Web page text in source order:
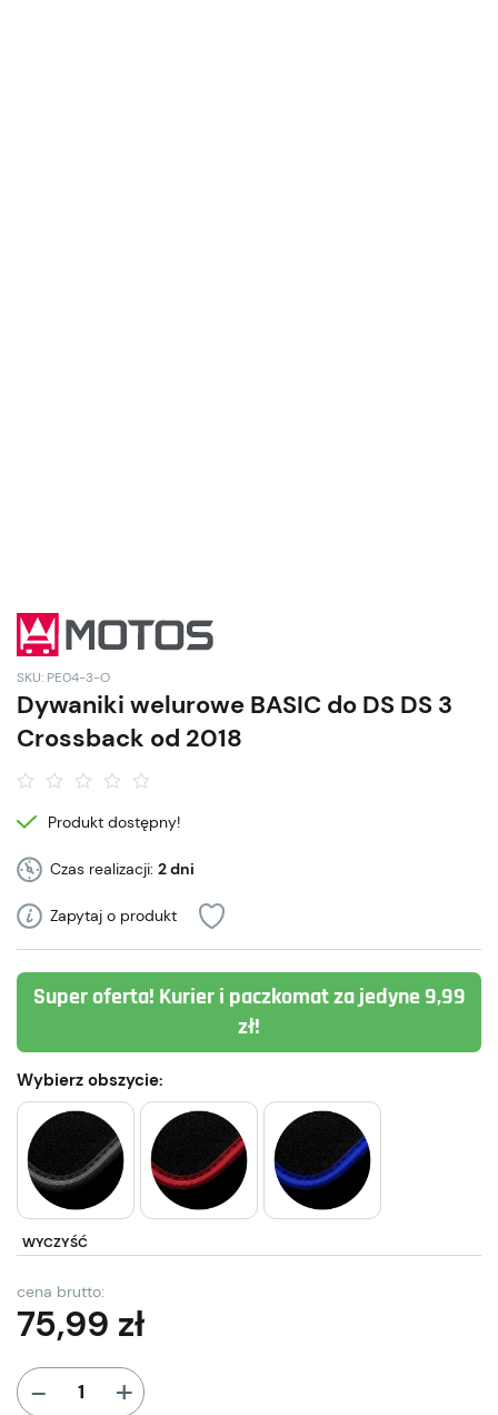
SKU: PE04-3-O
Dywaniki welurowe BASIC do DS DS 3
Crossback od 2018
Produkt dostępny!
Czas realizacji: 2 dni
Zapytaj o produkt
Super oferta! Kurier i paczkomat za jedyne 9,99
zł!
Wybierz obszycie:
WYCZYŚĆ
cena brutto:
75,99 zł
- +